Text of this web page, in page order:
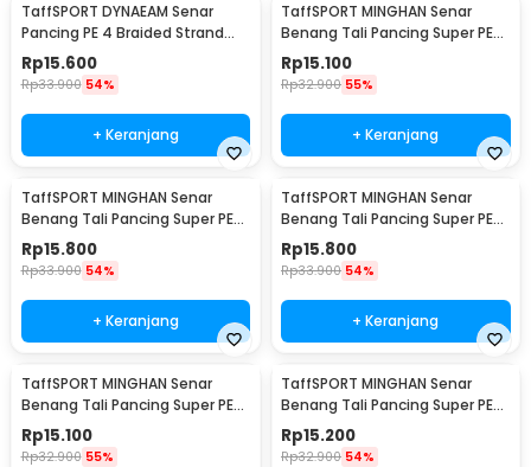
TaffSPORT DYNAEAM Senar
Pancing PE 4 Braided Strand
Fishing Line 100M 1.0 - FM10
Rp15.600
Rp33.900 54%
+ Keranjang
TaffSPORT MINGHAN Senar
Benang Tali Pancing Super PE
Braided Line 100M 0.4 - X4
Rp15.100
Rp32.900 55%
+ Keranjang
TaffSPORT MINGHAN Senar
Benang Tali Pancing Super PE
Braided Line 100M 0.8 - X4
Rp15.800
Rp33.900 54%
+ Keranjang
TaffSPORT MINGHAN Senar
Benang Tali Pancing Super PE
Braided Line 100M 1.0 - X4
Rp15.800
Rp33.900 54%
+ Keranjang
TaffSPORT MINGHAN Senar
Benang Tali Pancing Super PE
Braided Line 100M 2.0 - X4
Rp15.100
Rp32.900 55%
TaffSPORT MINGHAN Senar
Benang Tali Pancing Super PE
Braided Line 100M 3.0 - X4
Rp15.200
Rp32.900 54%